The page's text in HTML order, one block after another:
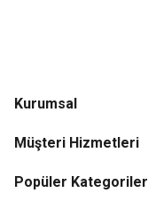
Kurumsal
Müşteri Hizmetleri
Popüler Kategoriler